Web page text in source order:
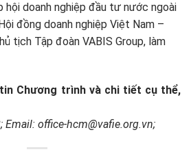
hội doanh nghiệp đầu tư nước ngoài
đồng doanh nghiệp Việt Nam –
tịch Tập đoàn VABIS Group, làm
Chương trình và chi tiết cụ thể,
office-hcm@vafie.org.vn;